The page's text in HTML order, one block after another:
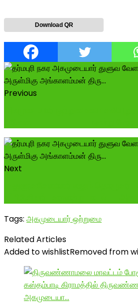
Download QR
Previous
Next
Tags: அகமுடையார் ஒற்றுமை
Related Articles
Added to wishlistRemoved from